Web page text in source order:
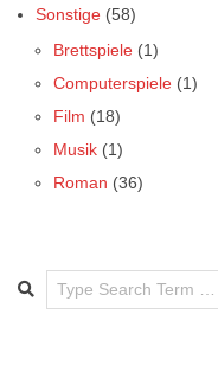
Sonstige (58)
Brettspiele (1)
Computerspiele (1)
Film (18)
Musik (1)
Roman (36)
Search